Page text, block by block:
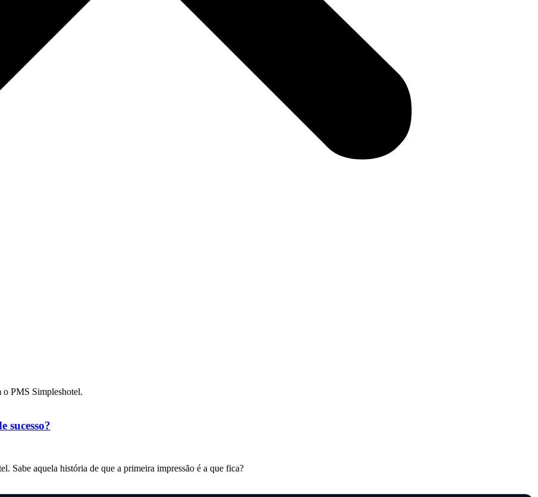
o PMS Simpleshotel.
sucesso?
Sabe aquela história de que a primeira impressão é a que fica?